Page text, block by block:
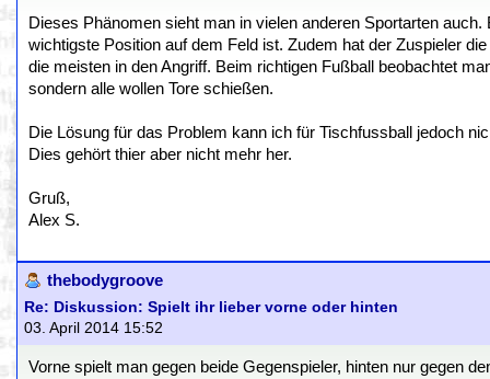
Dieses Phänomen sieht man in vielen anderen Sportarten
wichtigste Position auf dem Feld ist. Zudem hat der Zuspieler
die meisten in den Angriff. Beim richtigen Fußball beobachtet
sondern alle wollen Tore schießen.
Die Lösung für das Problem kann ich für Tischfussball jedoch
Dies gehört thier aber nicht mehr her.
Gruß,
Alex S.
thebodygroove
Re: Diskussion: Spielt ihr lieber vorne oder hinten
03. April 2014 15:52
Vorne spielt man gegen beide Gegenspieler, hinten nur gegen